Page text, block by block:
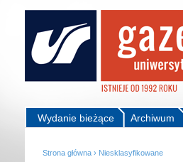
Archiwum
Wydanie bieżące
Strona główna › Niesklasyfikowane